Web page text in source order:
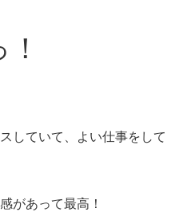
していて、よい仕事をして
があって最高！